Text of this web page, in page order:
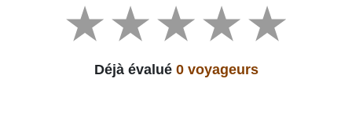
Déjà évalué 0 voyageurs